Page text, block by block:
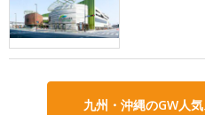
九州・沖縄のGW人